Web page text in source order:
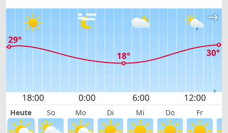
Heute So Mo Di Mi Do Fr